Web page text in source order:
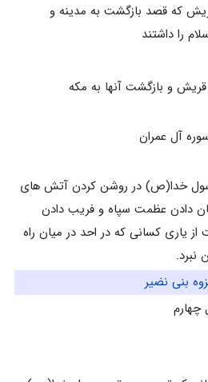
که قصد بازگشت به مدینه و
را داشتند
و بازگشت آنها به مکه
آل عمران
خدا(ص) در روشن کردن آتش های
دادن عظمت سپاه و فریب دادن
یاری کسانی که در احد در میان راه
نبرد.
بنى نضير
چهارم‌